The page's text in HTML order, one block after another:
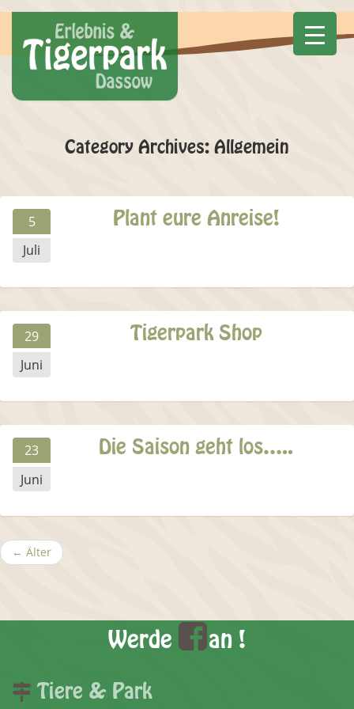
Category Archives: Allgemein
5
Juli
Plant eure Anreise!
29
Juni
Tigerpark Shop
23
Juni
Die Saison geht los…..
← Älter
Werde an !
Tiere & Park